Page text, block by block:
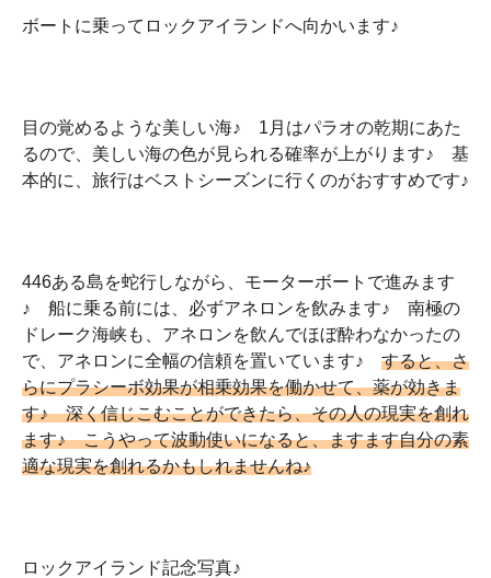
ボートに乗ってロックアイランドへ向かいます♪
目の覚めるような美しい海♪ 1月はパラオの乾期にあた
るので、美しい海の色が見られる確率が上がります♪ 基
本的に、旅行はベストシーズンに行くのがおすすめです♪
446ある島を蛇行しながら、モーターボートで進みます
♪ 船に乗る前には、必ずアネロンを飲みます♪ 南極の
ドレーク海峡も、アネロンを飲んでほぼ酔わなかったの
で、アネロンに全幅の信頼を置いています♪ すると、さ
らにプラシーボ効果が相乗効果を働かせて、薬が効きま
す♪ 深く信じこむことができたら、その人の現実を創れ
ます♪ こうやって波動使いになると、ますます自分の素
適な現実を創れるかもしれませんね♪
ロックアイランド記念写真♪